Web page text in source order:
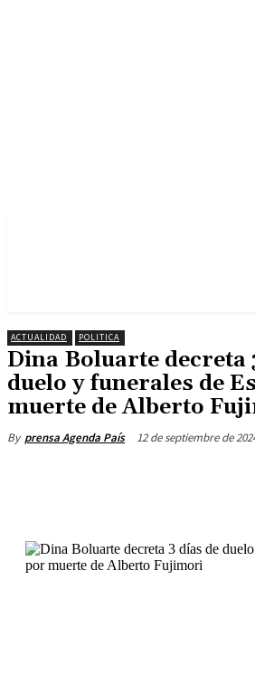
ACTUALIDAD POLITICA
Dina Boluarte decreta
duelo y funerales de
muerte de Alberto
By prensa Agenda País 12 de septiembre de